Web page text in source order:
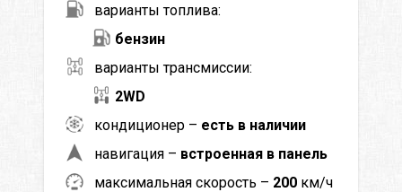
варианты топлива:
бензин
варианты трансмиссии:
2WD
кондиционер – есть в наличии
навигация – встроенная в панель
максимальная скорость – 200 км/ч